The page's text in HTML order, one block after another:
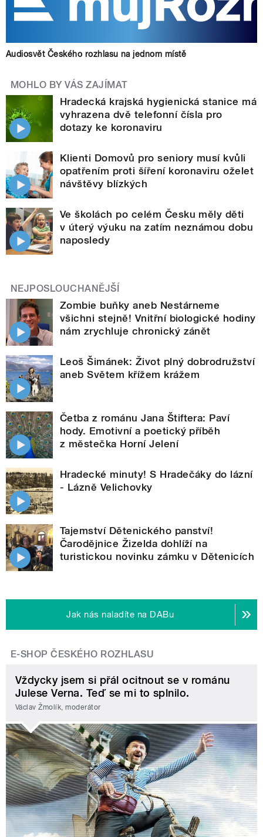
Audiosvět Českého rozhlasu na jednom místě
MOHLO BY VÁS ZAJÍMAT
Hradecká krajská hygienická stanice má
vyhrazena dvě telefonní čísla pro
dotazy ke koronaviru
Klienti Domovů pro seniory musí kvůli
opatřením proti šíření koronaviru oželet
návštěvy blízkých
Ve školách po celém Česku měly děti
v úterý výuku na zatím neznámou dobu
naposledy
NEJPOSLOUCHANĚJŠÍ
Zombie buňky aneb Nestárneme
všichni stejně! Vnitřní biologické hodiny
nám zrychluje chronický zánět
Leoš Šimánek: Život plný dobrodružství
aneb Světem křížem krážem
Četba z románu Jana Štiftera: Paví
hody. Emotivní a poetický příběh
z městečka Horní Jelení
Hradecké minuty! S Hradečáky do lázní
- Lázně Velichovky
Tajemství Dětenického panství!
Čarodějnice Žizelda dohlíží na
turistickou novinku zámku v Dětenicích
Jak nás naladíte na DABu
E-SHOP ČESKÉHO ROZHLASU
Vždycky jsem si přál ocitnout se v románu
Julese Verna. Teď se mi to splnilo.
Václav Žmolík, moderátor